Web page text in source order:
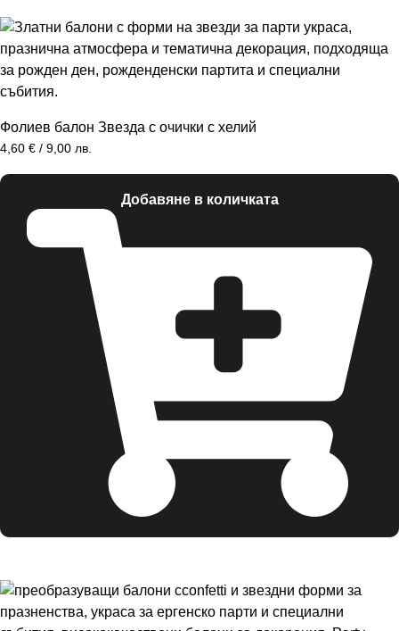
Фолиев балон Звезда с очички с хелий
4,60 € / 9,00 лв.
Добавяне в количката